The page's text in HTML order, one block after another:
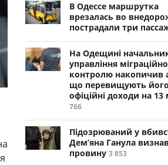
В Одессе маршрутка
врезалась во
пострадали три
На Одещині
управління
контролю накопичив
що перевищують його
офіційні доходи на 13
766
Підозрюваний у
Дем’яна Ганула
провину 3 853